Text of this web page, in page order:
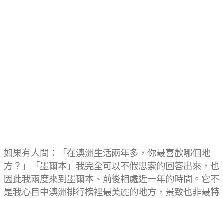
如果有人問：「在澳洲生活兩年多，你最喜歡哪個地
方？」「墨爾本」我完全可以不假思索的回答出來，也
因此我兩度來到墨爾本、前後相處近一年的時間。它不
是我心目中澳洲排行榜裡最美麗的地方，景致也非最特